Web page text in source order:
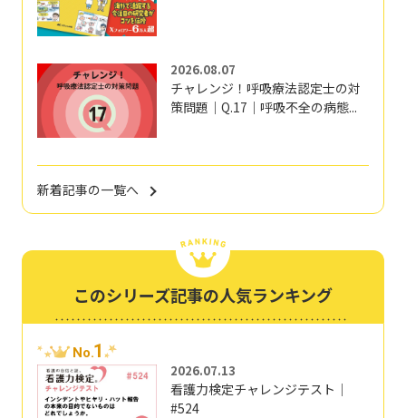
2026.08.07
チャレンジ！呼吸療法認定士の対
策問題｜Q.17｜呼吸不全の病態...
新着記事の一覧へ
このシリーズ記事の人気ランキング
No.1
2026.07.13
看護力検定チャレンジテスト｜
#524